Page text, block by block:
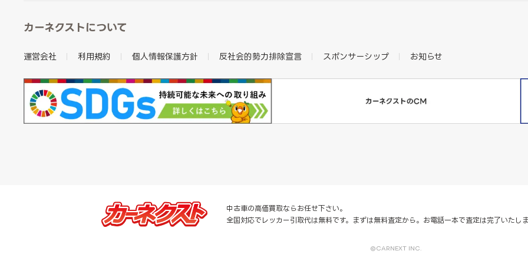
カーネクストについて
運営会社 利用規約 個人情報保護方針 反社会的勢力排除宣言 スポンサーシップ お知らせ
中古車の高価買取ならお任せ下さい。
全国対応でレッカー引取代は無料です。まずは無料査定から。お電話一本で査定は完了いたし
©CARNEXT INC.